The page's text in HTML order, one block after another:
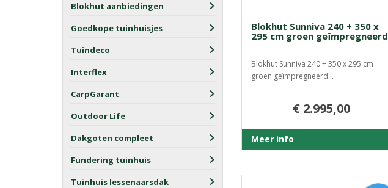
Blokhut aanbiedingen
Goedkope tuinhuisjes
Tuindeco
Interflex
CarpGarant
Outdoor Life
Dakgoten compleet
Fundering tuinhuis
Tuinhuis lessenaarsdak
Blokhut Sunniva 240 + 350 x
295 cm groen geïmpregneerd
Blokhut Sunniva 240 + 350 x 295 cm
groen geïmpregneerd ..
€ 2.995,00
Meer info